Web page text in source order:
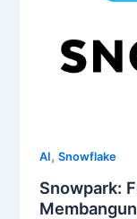
AI,Snowflake
Snowpark: